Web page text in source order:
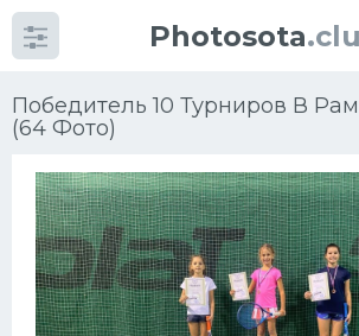
Photosota
Победитель 10 Турниров В
(64 Фото)
КатегорииФото